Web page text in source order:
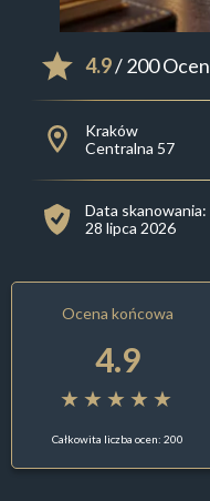
4.9/ 200 Ocen
Kraków
Centralna 57
Data skanowania:
28 lipca 2026
Ocena końcowa
4.9
Całkowita liczba ocen: 200